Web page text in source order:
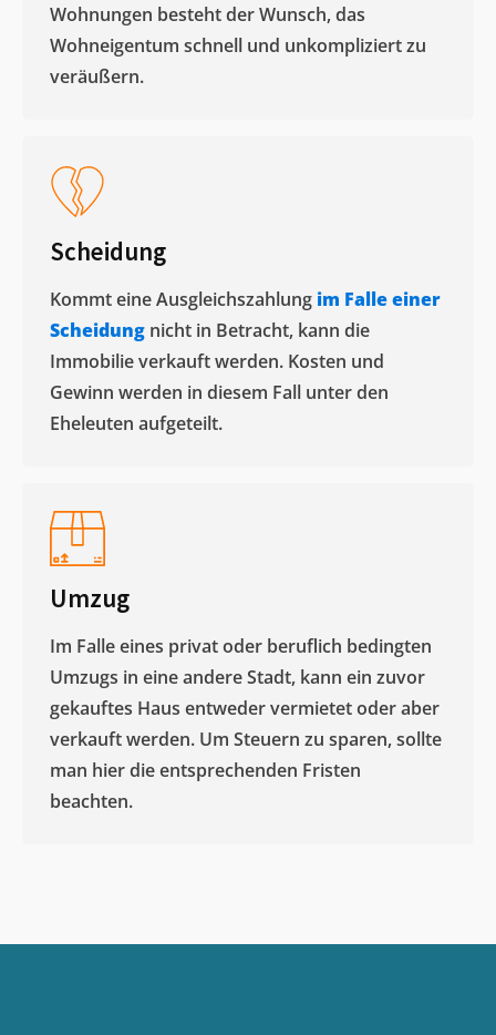
Wohnungen besteht der Wunsch, das
Wohneigentum schnell und unkompliziert zu
veräußern. ​
Scheidung
Kommt eine Ausgleichszahlung im Falle einer
Scheidung nicht in Betracht, kann die
Immobilie verkauft werden. Kosten und
Gewinn werden in diesem Fall unter den
Eheleuten aufgeteilt.​
Umzug
Im Falle eines privat oder beruflich bedingten
Umzugs in eine andere Stadt, kann ein zuvor
gekauftes Haus entweder vermietet oder aber
verkauft werden. Um Steuern zu sparen, sollte
man hier die entsprechenden Fristen
beachten.